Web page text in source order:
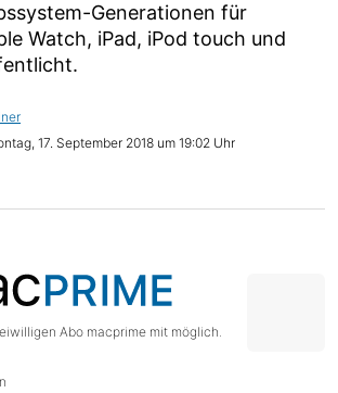
Generationen für
Watch, iPad, iPod touch und
17. September 2018 um 19:02 Uhr
Abo macprime mit möglich.